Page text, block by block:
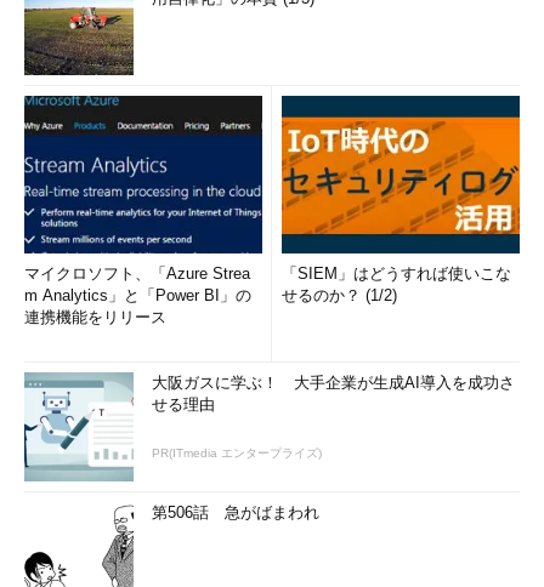
マイクロソフト、「Azure Strea
m Analytics」と「Power BI」の
連携機能をリリース
「SIEM」はどうすれば使いこな
せるのか？ (1/2)
大阪ガスに学ぶ！ 大手企業が生成AI導入を成功さ
せる理由
PR(ITmedia エンタープライズ)
第506話 急がばまわれ